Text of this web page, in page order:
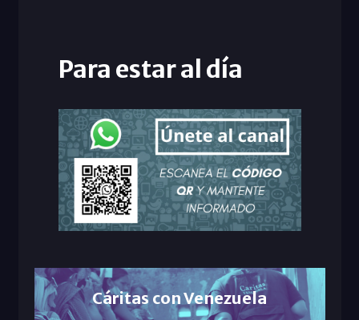
Para estar al día
Cáritas con Venezuela